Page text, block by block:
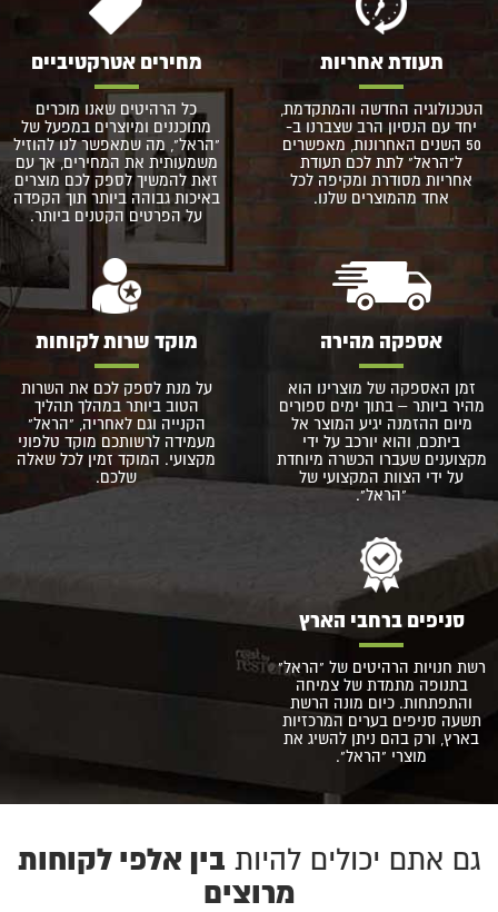
תעודת אחריות
הטכנולוגיה החדשה והמתקדמת,
יחד עם הנסיון הרב שצברנו ב-
50 השנים האחרונות, מאפשרים
ל"הראל" לתת לכם תעודת
אחריות מסודרת ומקיפה לכל
אחד מהמוצרים שלנו.
מחירים אטרקטיביים
כל הרהיטים שאנו מוכרים
מתוכננים ומיוצרים במפעל של
"הראל", מה שמאפשר לנו להוזיל
משמעותית את המחירים, אך עם
זאת להמשיך לספק לכם מוצרים
באיכות גבוהה ביותר תוך הקפדה
על הפרטים הקטנים ביותר.
אספקה מהירה
זמן האספקה של מוצרינו הוא
מהיר ביותר – בתוך ימים ספורים
מיום ההזמנה יגיע המוצר אל
ביתכם, והוא יורכב על ידי
מקצוענים שעברו הכשרה מיוחדת
על ידי הצוות המקצועי של
"הראל".
מוקד שרות לקוחות
על מנת לספק לכם את השרות
הטוב ביותר במהלך תהליך
הקנייה וגם לאחריה, "הראל"
מעמידה לרשותכם מוקד טלפוני
מקצועי. המוקד זמין לכל שאלה
שלכם.
סניפים ברחבי הארץ
רשת חנויות הרהיטים של "הראל"
בתנופה מתמדת של צמיחה
והתפתחות. כיום מונה הרשת
תשעה סניפים בערים המרכזיות
בארץ, ורק בהם ניתן להשיג את
מוצרי "הראל".
גם אתם יכולים להיות בין אלפי לקוחות
מרוצים